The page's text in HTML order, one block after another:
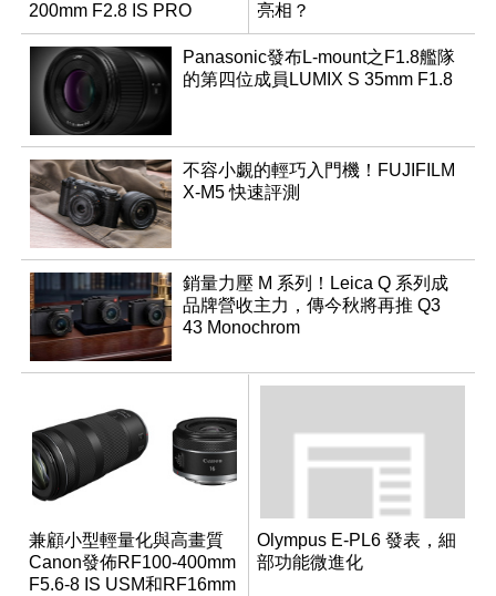
200mm F2.8 IS PRO
亮相？
Panasonic發布L-mount之F1.8艦隊
的第四位成員LUMIX S 35mm F1.8
不容小覷的輕巧入門機！FUJIFILM
X-M5 快速評測
銷量力壓 M 系列！Leica Q 系列成
品牌營收主力，傳今秋將再推 Q3
43 Monochrom
兼顧小型輕量化與高畫質
Canon發佈RF100-400mm
F5.6-8 IS USM和RF16mm
Olympus E-PL6 發表，細
部功能微進化